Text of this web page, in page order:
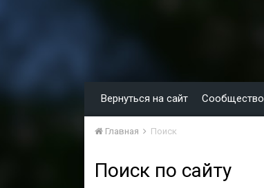
Вернуться на сайт Сообщество
Главная Поиск
Поиск по сайту